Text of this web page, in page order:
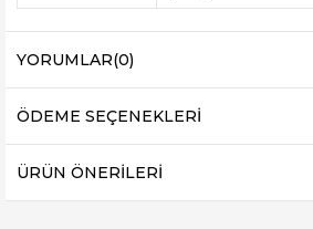
YORUMLAR(0)
ÖDEME SEÇENEKLERI
ÜRÜN ÖNERILERI